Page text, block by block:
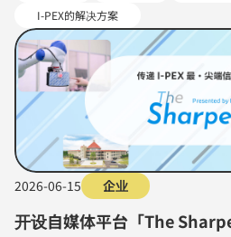
I-PEX的解决方案
2026-06-15 企业
开设自媒体平台「The